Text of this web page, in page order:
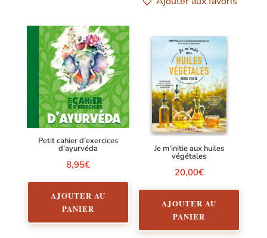
Petit cahier d’exercices
d’ayurvéda
8,95€
AJOUTER AU
PANIER
Je m’initie aux huiles
végétales
20,00€
AJOUTER AU
PANIER